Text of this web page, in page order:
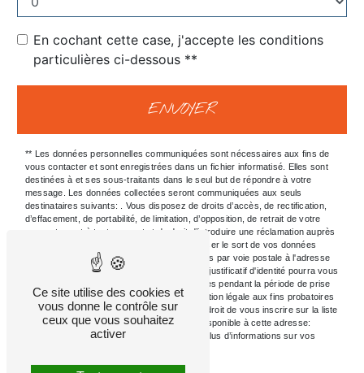
En cochant cette case, j'accepte les conditions
particulières ci-dessous **
ENVOYER
** Les données personnelles communiquées sont nécessaires aux fins de
vous contacter et sont enregistrées dans un fichier informatisé. Elles sont
destinées à et ses sous-traitants dans le seul but de répondre à votre
message. Les données collectées seront communiquées aux seuls
destinataires suivants: . Vous disposez de droits d’accès, de rectification,
d’effacement, de portabilité, de limitation, d’opposition, de retrait de votre
consentement à tout moment et du droit d’introduire une réclamation auprès
d’une autorité de contrôle, ainsi que d’organiser le sort de vos données
post-mortem. Vous pouvez exercer ces droits par voie postale à l'adresse
ou par courrier électronique à l'adresse . Un justificatif d'identité pourra vous
être demandé. Nous conservons vos données pendant la période de prise
de contact puis pendant la durée de prescription légale aux fins probatoires
et de gestion des contentieux. Vous avez le droit de vous inscrire sur la liste
d'opposition au démarchage téléphonique, disponible à cette adresse:
. Consultez le site cnil.fr pour plus d’informations sur vos
Ce site utilise des cookies et
vous donne le contrôle sur
ceux que vous souhaitez
activer